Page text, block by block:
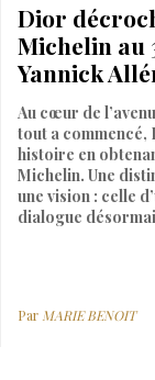
Dior
Michelin au
Yannick
Au cœur de
tout a commencé,
histoire en
Michelin. Une
une vision : celle
dialogue
Par MARIE BENOIT